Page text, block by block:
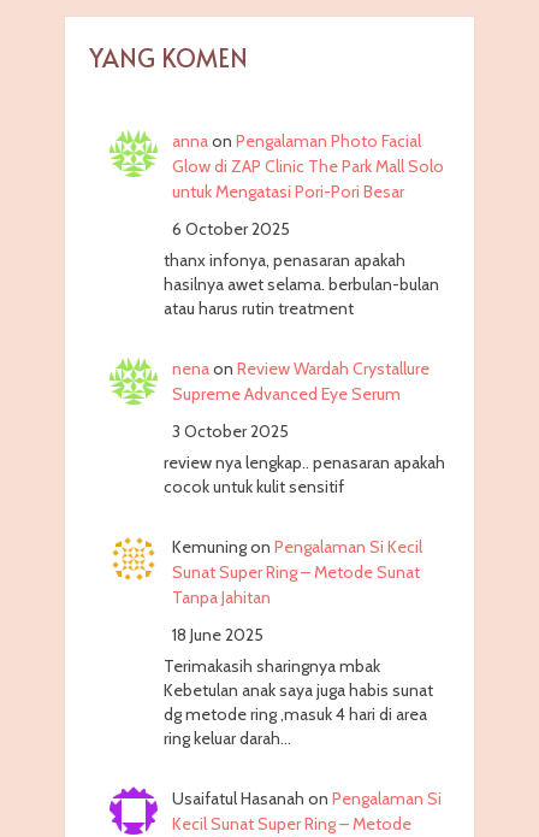
YANG KOMEN
annaon Pengalaman Photo Facial
Glow di ZAP Clinic The Park Mall Solo
untuk Mengatasi Pori-Pori Besar
6 October 2025
thanx infonya, penasaran apakah
hasilnya awet selama. berbulan-bulan
atau harus rutin treatment
nenaon Review Wardah Crystallure
Supreme Advanced Eye Serum
3 October 2025
review nya lengkap.. penasaran apakah
cocok untuk kulit sensitif
Kemuningon Pengalaman Si Kecil
Sunat Super Ring – Metode Sunat
Tanpa Jahitan
18 June 2025
Terimakasih sharingnya mbak
Kebetulan anak saya juga habis sunat
dg metode ring ,masuk 4 hari di area
ring keluar darah…
Usaifatul Hasanah on Pengalaman Si
Kecil Sunat Super Ring – Metode